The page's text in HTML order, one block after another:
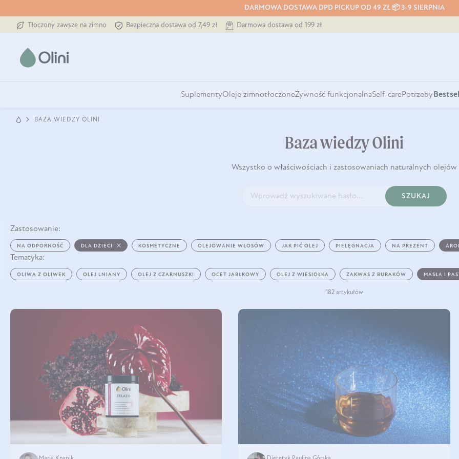
DARMOWA DOSTAWA DPD PICKUP OD 49 ZŁ 📦 3-9 SIERPNIA
Tłoczony zawsze na zimno Bezpieczna dostawa od 7,49 zł Darmowa dostawa od 199 zł
SuplementyOleje zimnotłoczoneŻywność funkcjonalnaSelf-carePotrzeby
BAZA WIEDZY OLINI
Baza wiedzy Olini
Wszystko o właściwościach i zastosowaniach naturalnych olejów
SZUKAJ
Zastosowanie:
NA ODPORNOŚĆ DLA DZIECI KOSMETYCZNE OLEJOWANIE WŁOSÓW JAK PIĆ OLEJ PIELĘGNACJA NA PREZENT
Tematyka:
OLIWA Z OLIWEK OLEJ LNIANY OLEJ Z CZARNUSZKI OCET JABŁKOWY OLEJ Z WIESIOŁKA ZAKWAS Z BURAKÓW MASŁA I
182 artykułów